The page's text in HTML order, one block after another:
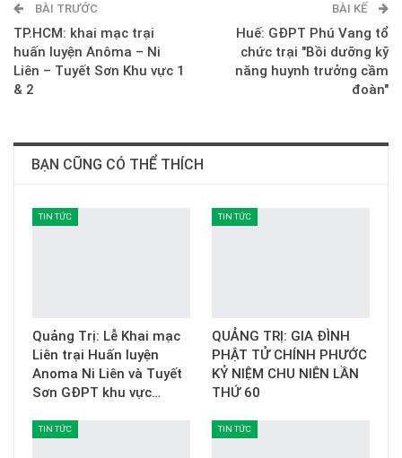
E-mail
BÀI TRƯỚC
TP.HCM: khai mạc trại
huấn luyện Anôma – Ni
Liên – Tuyết Sơn Khu vực 1
& 2
BÀI KẾ
Huế: GĐPT Phú Vang tổ
chức trại "Bồi dưỡng kỹ
năng huynh trưởng cầm
đoàn"
BẠN CŨNG CÓ THỂ THÍCH
TIN TỨC
Quảng Trị: Lễ Khai mạc
Liên trại Huấn luyện
Anoma Ni Liên và Tuyết
Sơn GĐPT khu vực…
TIN TỨC
QUẢNG TRỊ: GIA ĐÌNH
PHẬT TỬ CHÍNH PHƯỚC
KỶ NIỆM CHU NIÊN LẦN
THỨ 60
TIN TỨC TIN TỨC